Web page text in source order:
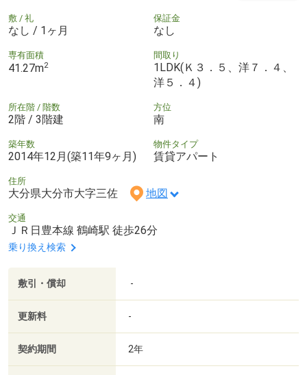
敷 / 礼
なし / 1ヶ月
保証金
なし
専有面積
41.27m2
間取り
1LDK(Ｋ３．５、洋７．４、
洋５．４)
所在階 / 階数
2階 / 3階建
方位
南
築年数
2014年12月(築11年9ヶ月)
物件タイプ
賃貸アパート
住所
大分県大分市大字三佐 地図
交通
ＪＲ日豊本線 鶴崎駅 徒歩26分
乗り換え検索
敷引・償却 -
更新料 -
契約期間 2年